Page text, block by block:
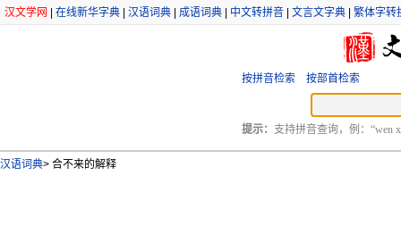
汉文学网 在线新华字典 汉语词典 成语词典 中文转拼音 文言文字典 繁体字转
按拼音检索 按部首检索
提示： 支持拼音查询，例：“wen
汉语词典> 合不来的解释